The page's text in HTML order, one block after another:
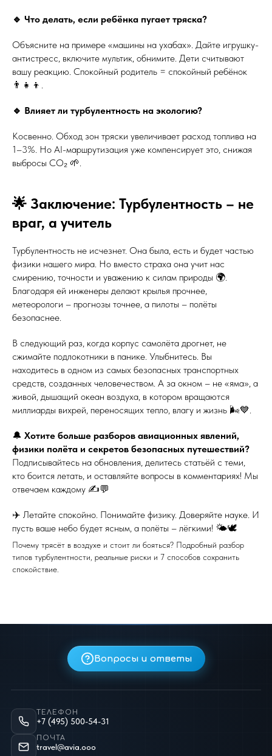
🔹 Что делать, если ребёнка пугает тряска?
Объясните на примере «машины на ухабах». Дайте игрушку-
антистресс, включите мультик, обнимите. Дети считывают
вашу реакцию. Спокойный родитель = спокойный ребёнок
👨‍👧‍👦.
🔹 Влияет ли турбулентность на экологию?
Косвенно. Обход зон тряски увеличивает расход топлива на
1–3%. Но AI-маршрутизация уже компенсирует это, снижая
выбросы CO₂ 🌱.
🌟 Заключение: Турбулентность – не
враг, а учитель
Турбулентность не исчезнет. Она была, есть и будет частью
физики нашего мира. Но вместо страха она учит нас
смирению, точности и уважению к силам природы 🌍.
Благодаря ей инженеры делают крылья прочнее,
метеорологи – прогнозы точнее, а пилоты – полёты
безопаснее.
В следующий раз, когда корпус самолёта дрогнет, не
сжимайте подлокотники в панике. Улыбнитесь. Вы
находитесь в одном из самых безопасных транспортных
средств, созданных человечеством. А за окном – не «яма», а
живой, дышащий океан воздуха, в котором вращаются
миллиарды вихрей, переносящих тепло, влагу и жизнь 🌬️💙.
🔔 Хотите больше разборов авиационных явлений,
физики полёта и секретов безопасных путешествий?
Подписывайтесь на обновления, делитесь статьёй с теми,
кто боится летать, и оставляйте вопросы в комментариях! Мы
отвечаем каждому ✍️💬
✈️ Летайте спокойно. Понимайте физику. Доверяйте науке. И
пусть ваше небо будет ясным, а полёты – лёгкими! 🌤️🕊️
Почему трясёт в воздухе и стоит ли бояться? Подробный разбор
типов турбулентности, реальные риски и 7 способов сохранить
спокойствие.
Вопросы и ответы
ТЕЛЕФОН
+7 (495) 500-54-31
ПОЧТА
travel@avia.ooo